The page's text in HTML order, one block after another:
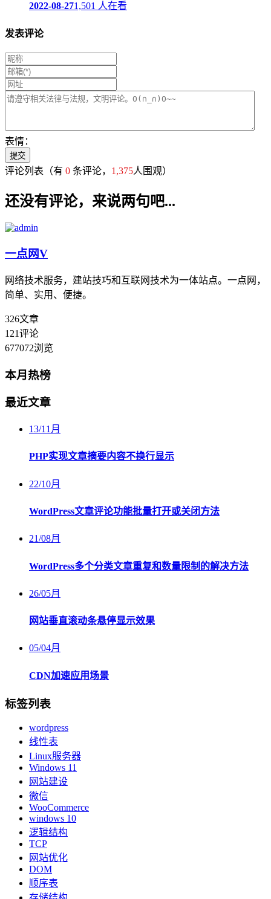
2022-08-271,501 人在看
发表评论
表情：
评论列表 （有 0 条评论， 1,375人围观）
还没有评论，来说两句吧...
一点网V
网络技术服务，建站技巧和互联网技术为一体站点。一点网，
简单、实用、便捷。
326文章
121评论
677072浏览
本月热榜
最近文章
13/11月
PHP实现文章摘要内容不换行显示
22/10月
WordPress文章评论功能批量打开或关闭方法
21/08月
WordPress多个分类文章重复和数量限制的解决方法
26/05月
网站垂直滚动条悬停显示效果
05/04月
CDN加速应用场景
标签列表
wordpress
线性表
Linux服务器
Windows 11
网站建设
微信
WooCommerce
windows 10
逻辑结构
TCP
网站优化
DOM
顺序表